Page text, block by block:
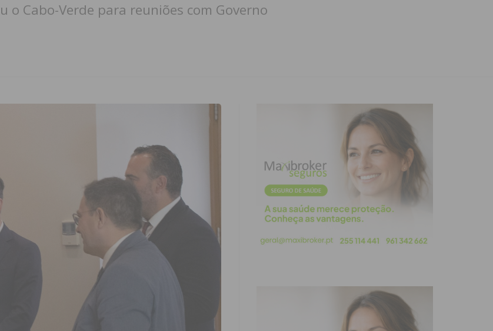
Cabo-Verde para reuniões com Governo